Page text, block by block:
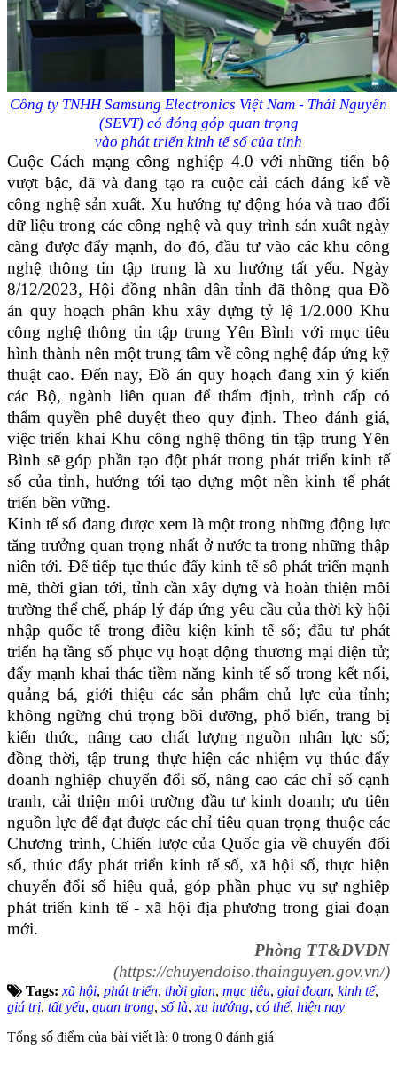
Công ty TNHH Samsung Electronics Việt Nam - Thái Nguyên
(SEVT) có đóng góp quan trọng
vào phát triển kinh tế số của tỉnh
Cuộc Cách mạng công nghiệp 4.0 với những tiến bộ
vượt bậc, đã và đang tạo ra cuộc cải cách đáng kể về
công nghệ sản xuất. Xu hướng tự động hóa và trao đổi
dữ liệu trong các công nghệ và quy trình sản xuất ngày
càng được đẩy mạnh, do đó, đầu tư vào các khu công
nghệ thông tin tập trung là xu hướng tất yếu. Ngày
8/12/2023, Hội đồng nhân dân tỉnh đã thông qua Đồ
án quy hoạch phân khu xây dựng tỷ lệ 1/2.000 Khu
công nghệ thông tin tập trung Yên Bình với mục tiêu
hình thành nên một trung tâm về công nghệ đáp ứng kỹ
thuật cao. Đến nay, Đồ án quy hoạch đang xin ý kiến
các Bộ, ngành liên quan để thẩm định, trình cấp có
thẩm quyền phê duyệt theo quy định. Theo đánh giá,
việc triển khai Khu công nghệ thông tin tập trung Yên
Bình sẽ góp phần tạo đột phát trong phát triển kinh tế
số của tỉnh, hướng tới tạo dựng một nền kinh tế phát
triển bền vững.
Kinh tế số đang được xem là một trong những động lực
tăng trưởng quan trọng nhất ở nước ta trong những thập
niên tới. Để tiếp tục thúc đẩy kinh tế số phát triển mạnh
mẽ, thời gian tới, tỉnh cần xây dựng và hoàn thiện môi
trường thể chế, pháp lý đáp ứng yêu cầu của thời kỳ hội
nhập quốc tế trong điều kiện kinh tế số; đầu tư phát
triển hạ tầng số phục vụ hoạt động thương mại điện tử;
đẩy mạnh khai thác tiềm năng kinh tế số trong kết nối,
quảng bá, giới thiệu các sản phẩm chủ lực của tỉnh;
không ngừng chú trọng bồi dưỡng, phổ biến, trang bị
kiến thức, nâng cao chất lượng nguồn nhân lực số;
đồng thời, tập trung thực hiện các nhiệm vụ thúc đẩy
doanh nghiệp chuyển đổi số, nâng cao các chỉ số cạnh
tranh, cải thiện môi trường đầu tư kinh doanh; ưu tiên
nguồn lực để đạt được các chỉ tiêu quan trọng thuộc các
Chương trình, Chiến lược của Quốc gia về chuyển đổi
số, thúc đẩy phát triển kinh tế số, xã hội số, thực hiện
chuyển đổi số hiệu quả, góp phần phục vụ sự nghiệp
phát triển kinh tế - xã hội địa phương trong giai đoạn
mới.
Phòng TT&DVĐN
(https://chuyendoiso.thainguyen.gov.vn/)
Tags:xã hội, phát triển, thời gian, mục tiêu, giai đoạn, kinh tế,
giá trị, tất yếu, quan trọng, số là,xu hướng, có thể, hiện nay
Tổng số điểm của bài viết là: 0 trong 0 đánh giá